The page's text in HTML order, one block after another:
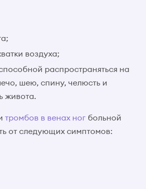
воздуха;
распространяться на
шею, спину, челюсть и
живота.
тромбов в венах ног больной
от следующих симптомов: